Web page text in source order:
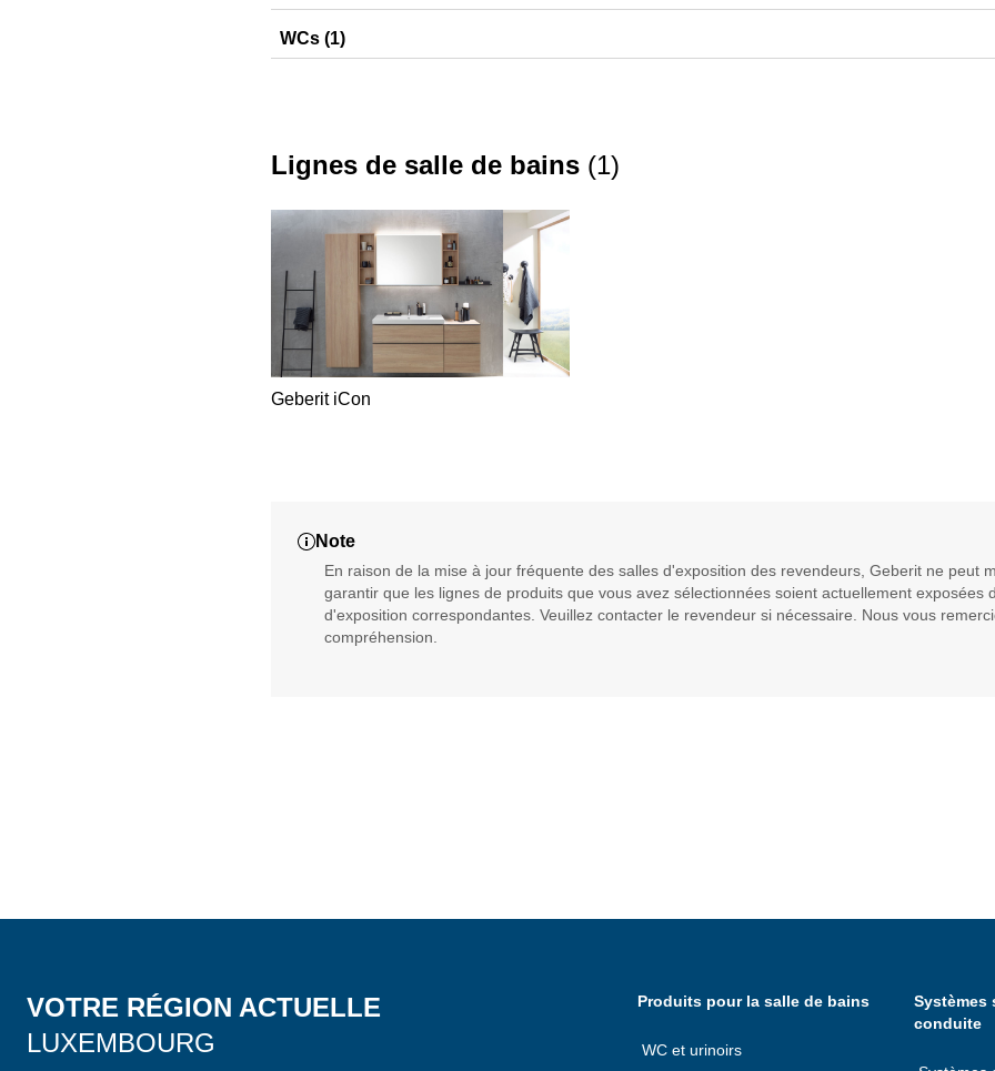
Sigma01
WCs (1)
Lignes de salle de bains (1)
Geberit iCon
Note
En raison de la mise à jour fréquente des salles d'exposition des revendeurs, Geberit ne peut
garantir que les lignes de produits que vous avez sélectionnées soient actuellement exposées
d'exposition correspondantes. Veuillez contacter le revendeur si nécessaire. Nous vous
compréhension.
VOTRE RÉGION ACTUELLE
LUXEMBOURG
Produits pour la salle de bains
WC et urinoirs
Systèmes
conduite